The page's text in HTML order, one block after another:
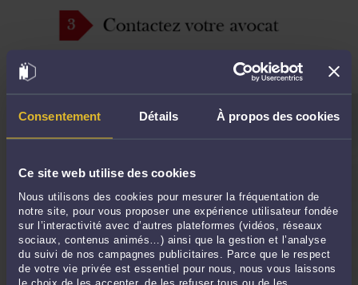
Consentement Détails À propos des cookies
Ce site web utilise des cookies
Nous utilisons des cookies pour mesurer la fréquentation de
notre site, pour vous proposer une expérience utilisateur fondée
sur l’interactivité avec d’autres plateformes (vidéos, réseaux
sociaux, contenus animés…) ainsi que la gestion et l’analyse
du suivi de nos campagnes publicitaires. Parce que le respect
de votre vie privée est essentiel pour nous, nous vous laissons
le choix de les accepter, de les refuser tous ou de les
QUESTIONS FRÉQUEMMENT POSÉES
Comment ça marche ?
Qu'est-ce qu'un domaine de